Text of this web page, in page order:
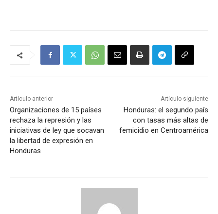
Artículo anterior
Organizaciones de 15 países
rechaza la represión y las
iniciativas de ley que socavan
la libertad de expresión en
Honduras
Artículo siguiente
Honduras: el segundo país
con tasas más altas de
femicidio en Centroamérica